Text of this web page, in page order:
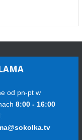
od pn-pt w
8:00 - 16:00